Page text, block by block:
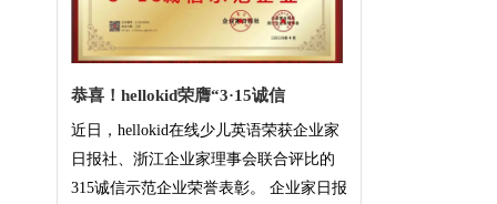
恭喜！hellokid荣膺“3·15诚信
近日，hellokid在线少儿英语荣获企业家
日报社、浙江企业家理事会联合评比的
315诚信示范企业荣誉表彰。 企业家日报